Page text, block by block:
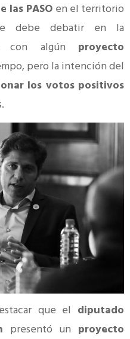
las PASO en el territorio
debe debatir en la
con algún proyecto
pero la intención del
los votos positivos
que el diputado
presentó un proyecto